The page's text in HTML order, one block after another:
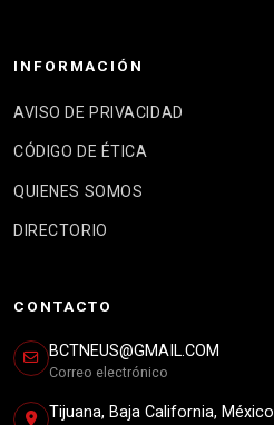
INFORMACIÓN
AVISO DE PRIVACIDAD
CÓDIGO DE ÉTICA
QUIENES SOMOS
DIRECTORIO
CONTACTO
BCTNEUS@GMAIL.COM
Correo electrónico
Tijuana, Baja California, México